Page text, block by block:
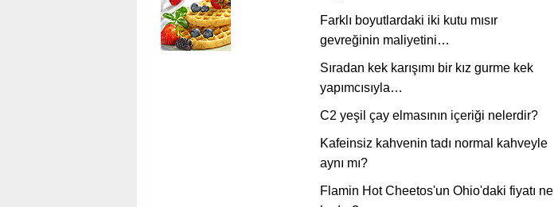
Farklı boyutlardaki iki kutu mısır
gevreğinin maliyetini…
Sıradan kek karışımı bir kız gurme kek
yapımcısıyla…
C2 yeşil çay elmasının içeriği nelerdir?
Kafeinsiz kahvenin tadı normal kahveyle
aynı mı?
Flamin Hot Cheetos'un Ohio'daki fiyatı ne